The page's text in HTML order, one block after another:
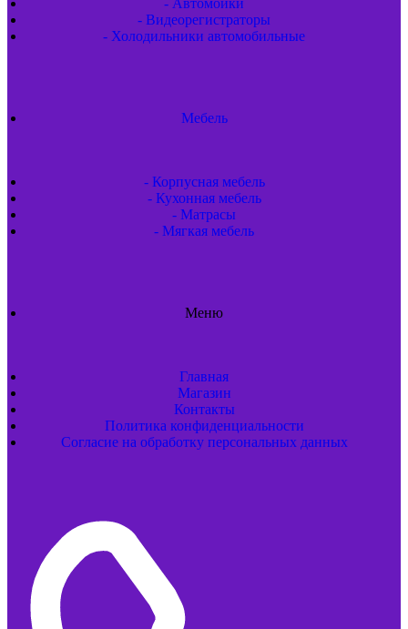
- Видеорегистраторы
- Холодильники автомобильные
Мебель
- Корпусная мебель
- Кухонная мебель
- Матрасы
- Мягкая мебель
Меню
Главная
Магазин
Контакты
Политика конфиденциальности
Согласие на обработку персональных данных